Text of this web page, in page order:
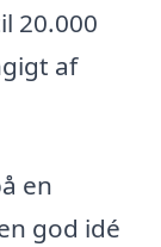
20.000
af
en
god idé